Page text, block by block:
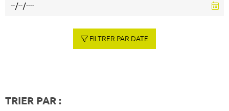
FILTRER PAR DATE
TRIER PAR :